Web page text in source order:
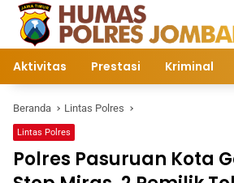
Langsung
konten
Aktivitas Prestasi Kriminal
Beranda Lintas Polres
Lintas Polres
Polres Pasuruan Kota